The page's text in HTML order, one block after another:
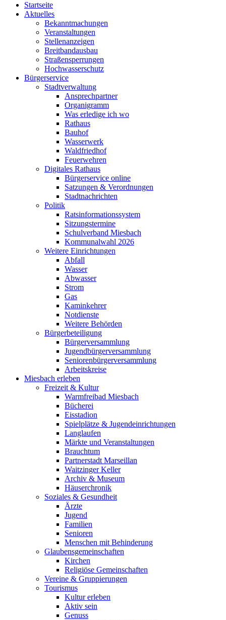
Startseite
Aktuelles
Bekanntmachungen
Veranstaltungen
Stellenanzeigen
Breitbandausbau
Straßensperrungen
Hochwasserschutz
Bürgerservice
Stadtverwaltung
Ansprechpartner
Organigramm
Was erledige ich wo
Rathaus
Bauhof
Wasserwerk
Waldfriedhof
Feuerwehren
Digitales Rathaus
Bürgerservice online
Satzungen & Verordnungen
Stadtnachrichten
Politik
Ratsinformationssystem
Sitzungstermine
Schulverband Miesbach
Kommunalwahl 2026
Weitere Einrichtungen
Abfall
Wasser
Abwasser
Strom
Gas
Kaminkehrer
Notdienste
Weitere Behörden
Bürgerbeteiligung
Bürgerversammlung
Jugendbürgerversammlung
Seniorenbürgerversammlung
Arbeitskreise
Miesbach erleben
Freizeit & Kultur
Warmfreibad Miesbach
Bücherei
Eisstadion
Spielplätze & Jugendeinrichtungen
Langlaufen
Märkte und Veranstaltungen
Brauchtum
Partnerstadt Marseillan
Waitzinger Keller
Archiv & Museum
Häuserchronik
Soziales & Gesundheit
Ärzte
Jugend
Familien
Senioren
Menschen mit Behinderung
Glaubensgemeinschaften
Kirchen
Religiöse Gemeinschaften
Vereine & Gruppierungen
Tourismus
Kultur erleben
Aktiv sein
Genuss